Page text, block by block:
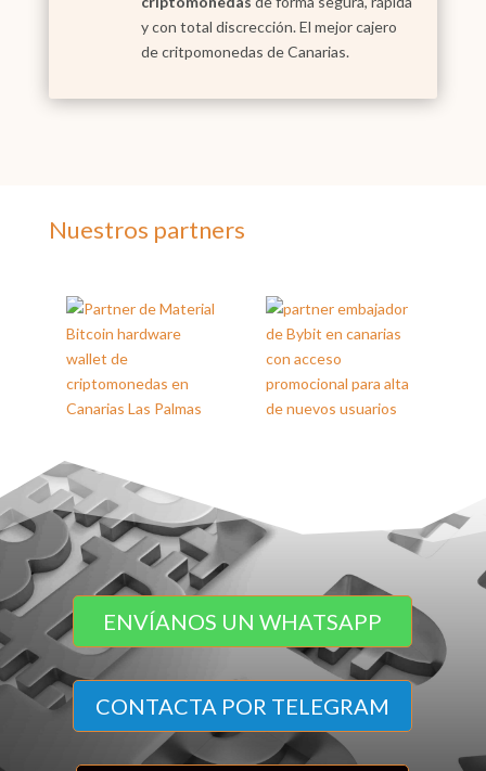
y con total discrección. El mejor cajero
de critpomonedas de Canarias.
Nuestros partners
ENVÍANOS UN WHATSAPP
CONTACTA POR TELEGRAM